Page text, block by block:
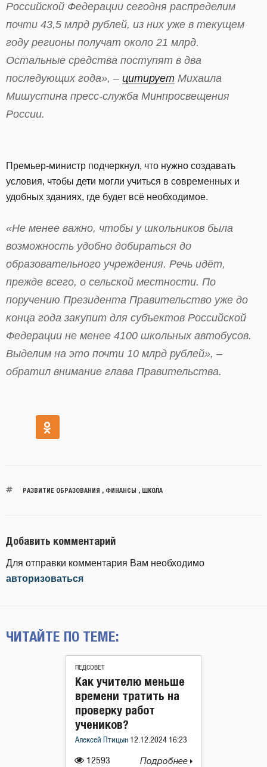
Российской Федерации сегодня распределим
почти 43,5 млрд рублей, из них уже в текущем
году регионы получат около 21 млрд.
Остальные средства поступят в два
последующих года», – цитирует Михаила
Мишустина пресс-служба Минпросвещения
России.
Премьер-министр подчеркнул, что нужно создавать
условия, чтобы дети могли учиться в современных и
удобных зданиях, где будет всё необходимое.
«Не менее важно, чтобы у школьников была
возможность удобно добираться до
образовательного учреждения. Речь идёт,
прежде всего, о сельской местности. По
поручению Президента Правительство уже до
конца года закупит для субъектов Российской
Федерации не менее 4100 школьных автобусов.
Выделим на это почти 10 млрд рублей», –
обратил внимание глава Правительства.
РАЗВИТИЕ ОБРАЗОВАНИЯ , ФИНАНСЫ , ШКОЛА
Добавить комментарий
Для отправки комментария Вам необходимо
авторизоваться
ЧИТАЙТЕ ПО ТЕМЕ:
ПЕДСОВЕТ
12593
Как учителю меньше
времени тратить на
проверку работ
учеников?
Алексей Птицын 12.12.2024 16:23
Подробнее